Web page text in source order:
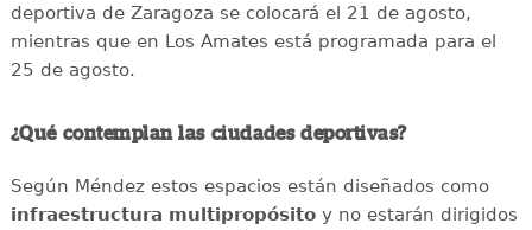
deportiva de Zaragoza se colocará el 21 de agosto,
mientras que en Los Amates está programada para el
25 de agosto.
¿Qué contemplan las ciudades deportivas?
Según Méndez estos espacios están diseñados como
infraestructura multipropósitoy no estarán dirigidos